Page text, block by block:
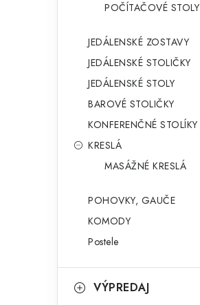
POČÍTAČOVÉ STOLY
JEDÁLENSKÉ ZOSTAVY
JEDÁLENSKÉ STOLIČKY
JEDÁLENSKÉ STOLY
BAROVÉ STOLIČKY
KONFERENČNÉ STOLÍKY
KRESLÁ
MASÁŽNÉ KRESLÁ
POHOVKY, GAUČE
KOMODY
Postele
VÝPREDAJ